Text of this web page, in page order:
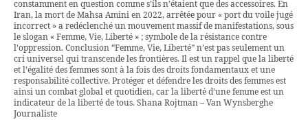
constamment en question comme s’ils n’étaient que des accessoires. En
Iran, la mort de Mahsa Amini en 2022, arrêtée pour « port du voile jugé
incorrect » a redéclenché un mouvement massif de manifestations, sous
le slogan « Femme, Vie, Liberté » ; symbole de la résistance contre
l’oppression. Conclusion “Femme, Vie, Liberté” n’est pas seulement un
cri universel qui transcende les frontières. Il est un rappel que la liberté
et l’égalité des femmes sont à la fois des droits fondamentaux et une
responsabilité collective. Protéger et défendre les droits des femmes est
ainsi un combat global et quotidien, car la liberté d’une femme est un
indicateur de la liberté de tous. Shana Rojtman – Van Wynsberghe
Journaliste